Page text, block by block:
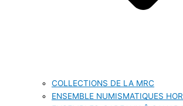
COLLECTIONS DE LA MRC
ENSEMBLE NUMISMATIQUES